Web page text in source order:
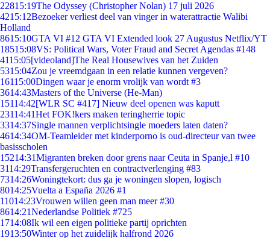
22815:19The Odyssey (Christopher Nolan) 17 juli 2026
4215:12Bezoeker verliest deel van vinger in waterattractie Walibi
Holland
8615:10GTA VI #12 GTA VI Extended look 27 Augustus Netflix/YT
18515:08VS: Political Wars, Voter Fraud and Secret Agendas #148
4115:05[videoland]The Real Housewives van het Zuiden
5315:04Zou je vreemdgaan in een relatie kunnen vergeven?
16115:00Dingen waar je enorm vrolijk van wordt #3
3614:43Masters of the Universe (He-Man)
15114:42[WLR SC #417] Nieuw deel openen was kaputt
23114:41Het FOK!kers maken teringherrie topic
3314:37Single mannen verplichtsingle moeders laten daten?
4614:34OM-Teamleider met kinderporno is oud-directeur van twee
basisscholen
15214:31Migranten breken door grens naar Ceuta in Spanje,l #10
3114:29Transfergeruchten en contractverlenging #83
7314:26Woningtekort: dus ga je woningen slopen, logisch
8014:25Vuelta a España 2026 #1
11014:23Vrouwen willen geen man meer #30
8614:21Nederlandse Politiek #725
1714:08Ik wil een eigen politieke partij oprichten
1913:50Winter op het zuidelijk halfrond 2026